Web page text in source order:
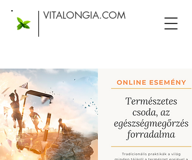
VITALONGIA.COM